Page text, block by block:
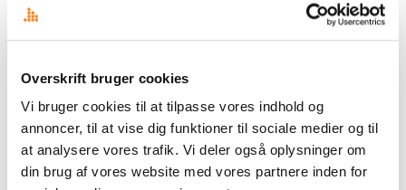
Overskrift bruger cookies
Vi bruger cookies til at tilpasse vores indhold og
annoncer, til at vise dig funktioner til sociale medier og til
at analysere vores trafik. Vi deler også oplysninger om
din brug af vores website med vores partnere inden for
Analyse: Folkemødet 2026 – metoo og AI